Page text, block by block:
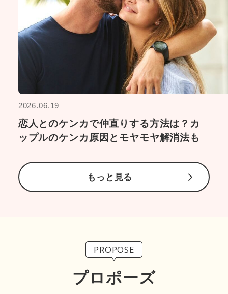
2026.06.19
恋人とのケンカで仲直りする方法は？カ
ップルのケンカ原因とモヤモヤ解消法も
もっと見る
PROPOSE
プロポーズ